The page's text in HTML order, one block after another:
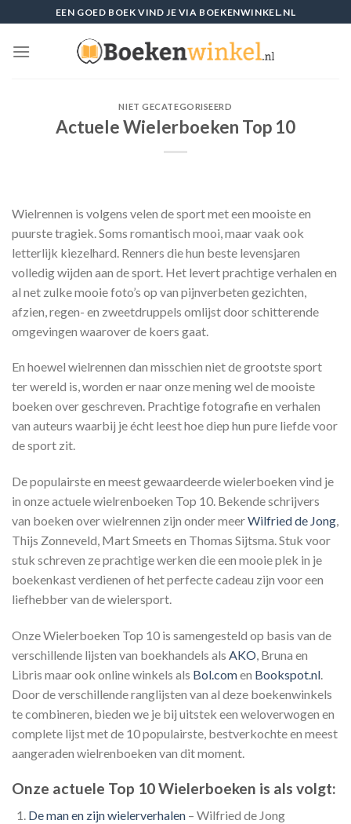
to
content
EEN GOED BOEK VIND JE VIA BOEKENWINKEL.NL
NIET GECATEGORISEERD
Actuele Wielerboeken Top 10
Wielrennen is volgens velen de sport met een mooiste en
puurste tragiek. Soms romantisch mooi, maar vaak ook
letterlijk kiezelhard. Renners die hun beste levensjaren
volledig wijden aan de sport. Het levert prachtige verhalen en
al net zulke mooie foto’s op van pijnverbeten gezichten,
afzien, regen- en zweetdruppels omlijst door schitterende
omgevingen waarover de koers gaat.
En hoewel wielrennen dan misschien niet de grootste sport
ter wereld is, worden er naar onze mening wel de mooiste
boeken over geschreven. Prachtige fotografie en verhalen
van auteurs waarbij je écht leest hoe diep hun pure liefde voor
de sport zit.
De populairste en meest gewaardeerde wielerboeken vind je
in onze actuele wielrenboeken Top 10. Bekende schrijvers
van boeken over wielrennen zijn onder meerWilfried de Jong,
Thijs Zonneveld, Mart Smeets en Thomas Sijtsma. Stuk voor
stuk schreven ze prachtige werken die een mooie plek in je
boekenkast verdienen of het perfecte cadeau zijn voor een
liefhebber van de wielersport.
Onze Wielerboeken Top 10 is samengesteld op basis van de
verschillende lijsten van boekhandels als AKO, Bruna en
Libris maar ook online winkels als Bol.comen Bookspot.nl.
Door de verschillende ranglijsten van al deze boekenwinkels
te combineren, bieden we je bij uitstek een weloverwogen en
complete lijst met de 10 populairste, bestverkochte en meest
aangeraden wielrenboeken van dit moment.
Onze actuele Top 10 Wielerboeken is als volgt:
De man en zijn wielerverhalen– Wilfried de Jong